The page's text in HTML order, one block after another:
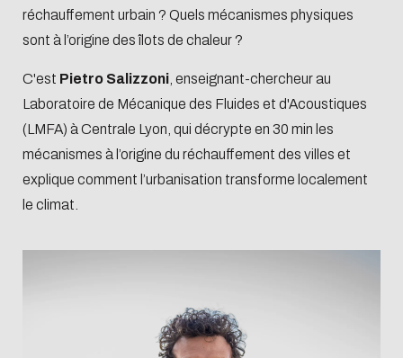
réchauffement urbain ? Quels mécanismes physiques
sont à l’origine des îlots de chaleur ?
C'est Pietro Salizzoni , enseignant-chercheur au
Laboratoire de Mécanique des Fluides et d'Acoustiques
(LMFA) à Centrale Lyon, qui décrypte en 30 min les
mécanismes à l’origine du réchauffement des villes et
explique comment l’urbanisation transforme localement
le climat.